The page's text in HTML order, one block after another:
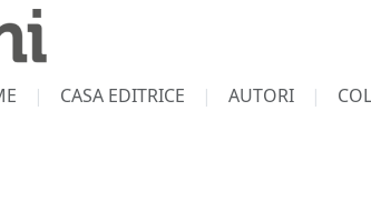
CASA EDITRICE AUTORI